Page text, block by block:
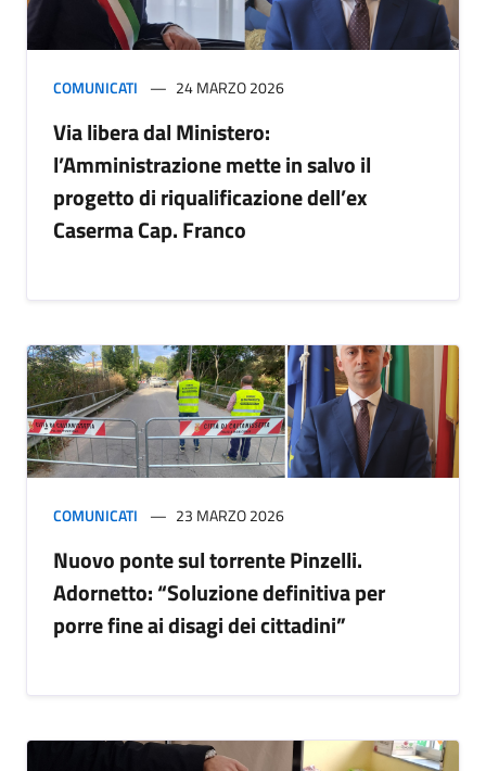
COMUNICATI 24 MARZO 2026
Via libera dal Ministero:
l’Amministrazione mette in salvo il
progetto di riqualificazione dell’ex
Caserma Cap. Franco
COMUNICATI 23 MARZO 2026
Nuovo ponte sul torrente Pinzelli.
Adornetto: “Soluzione definitiva per
porre fine ai disagi dei cittadini”